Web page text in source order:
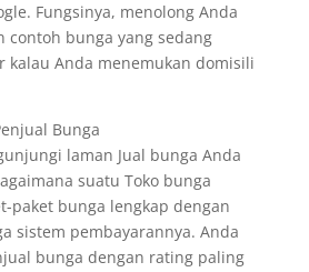
Fungsinya, menolong Anda
contoh bunga yang sedang
kalau Anda menemukan domisili
Bunga
laman Jual bunga Anda
suatu Toko bunga
paket bunga lengkap dengan
sistem pembayarannya. Anda
bunga dengan rating paling